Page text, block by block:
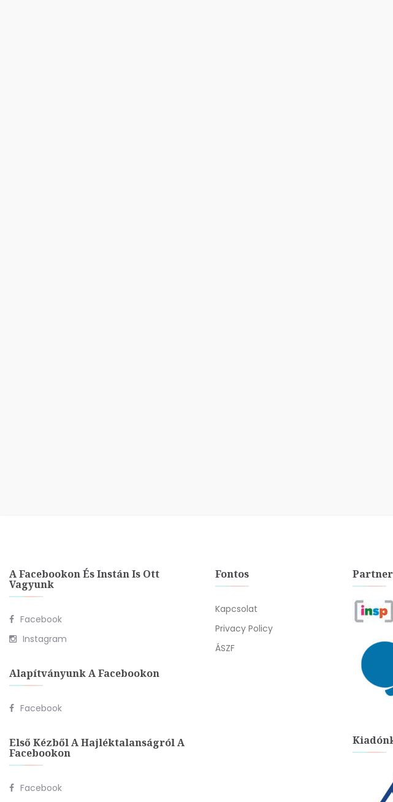
A Facebookon És Instán Is Ott
Vagyunk
Facebook
Instagram
Alapítványunk A Facebookon
Facebook
Első Kézből A Hajléktalanságról A
Facebookon
Facebook
Fontos
Kapcsolat
Privacy Policy
ÁSZF